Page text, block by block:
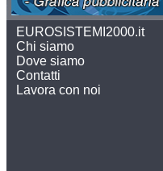
EUROSISTEMI2000.it
Chi siamo
Dove siamo
Contatti
Lavora con noi